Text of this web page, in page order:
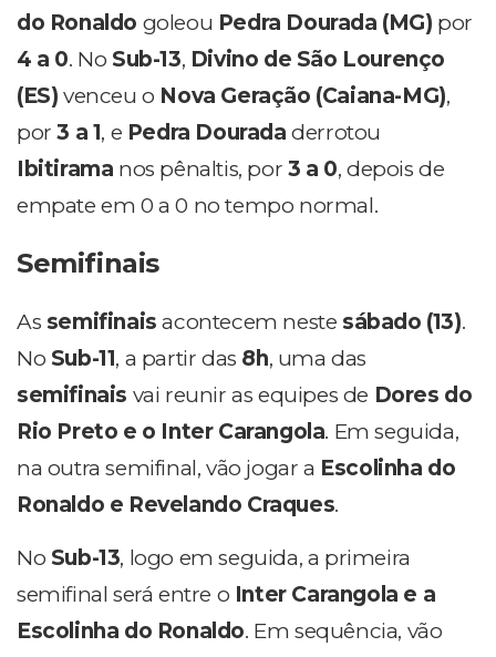
do Ronaldo goleou Pedra Dourada (MG) por
4 a 0. No Sub-13, Divino de São Lourenço
(ES) venceu o Nova Geração (Caiana-MG),
por3 a 1, e Pedra Dourada derrotou
Ibitirama nos pênaltis, por 3 a 0, depois de
empate em 0 a 0 no tempo normal.
Semifinais
As semifinais acontecem neste sábado (13).
No Sub-11, a partir das 8h, uma das
semifinais vai reunir as equipes de Dores do
Rio Preto e o Inter Carangola. Em seguida,
na outra semifinal, vão jogar a Escolinha do
Ronaldo e Revelando Craques.
No Sub-13, logo em seguida, a primeira
semifinal será entre o Inter Carangola e a
Escolinha do Ronaldo. Em sequência, vão